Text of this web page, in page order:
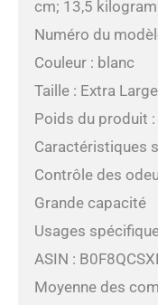
cm; 13,5
Numéro du
Couleur : blanc
Taille : Extra Large
Poids du produit
Caractéristiques
Contrôle des
Grande capacité
Usages
ASIN :
Moyenne des